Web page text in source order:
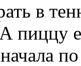
в
пиццу